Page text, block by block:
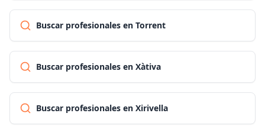
Buscar profesionales en Torrent
Buscar profesionales en Xàtiva
Buscar profesionales en Xirivella